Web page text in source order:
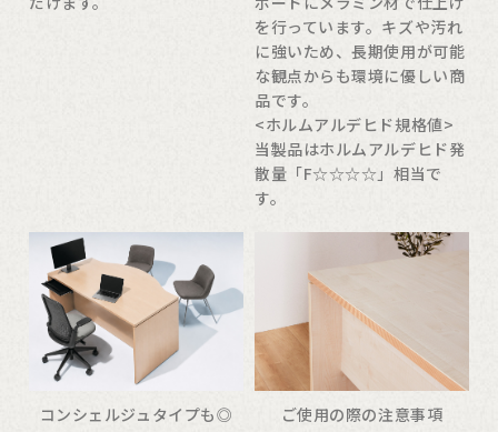
を行っています。キズや汚れ
に強いため、長期使用が可能
な観点からも環境に優しい商
品です。
<ホルムアルデヒド規格値>
当製品はホルムアルデヒド発
散量「F☆☆☆☆」相当で
す。
コンシェルジュタイプも◎
ご使用の際の注意事項